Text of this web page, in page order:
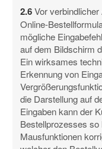
2.6Vor verbindlicher
Online-
mögliche
auf dem Bildschirm
Ein wirksames
Erkennung von
die Darstellung auf
Eingaben kann der
Bestellprozesses so
Mausfunktionen